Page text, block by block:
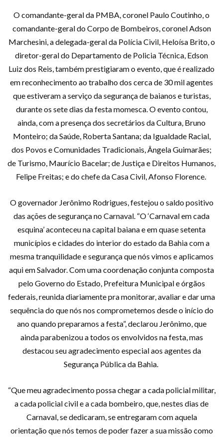
O comandante-geral da PMBA, coronel Paulo Coutinho, o
comandante-geral do Corpo de Bombeiros, coronel Adson
Marchesini, a delegada-geral da Polícia Civil, Heloísa Brito, o
diretor-geral do Departamento de Policia Técnica, Edson
Luiz dos Reis, também prestigiaram o evento, que é realizado
em reconhecimento ao trabalho dos cerca de 30 mil agentes
que estiveram a serviço da segurança de baianos e turistas,
durante os sete dias da festa momesca. O evento contou,
ainda, com a presença dos secretários da Cultura, Bruno
Monteiro; da Saúde, Roberta Santana; da Igualdade Racial,
dos Povos e Comunidades Tradicionais, Ângela Guimarães;
de Turismo, Maurício Bacelar; de Justiça e Direitos Humanos,
Felipe Freitas; e do chefe da Casa Civil, Afonso Florence.
O governador Jerônimo Rodrigues, festejou o saldo positivo
das ações de segurança no Carnaval. “O ‘Carnaval em cada
esquina’ aconteceu na capital baiana e em quase setenta
municípios e cidades do interior do estado da Bahia com a
mesma tranquilidade e segurança que nós vimos e aplicamos
aqui em Salvador. Com uma coordenação conjunta composta
pelo Governo do Estado, Prefeitura Municipal e órgãos
federais, reunida diariamente pra monitorar, avaliar e dar uma
sequência do que nós nos comprometemos desde o início do
ano quando preparamos a festa”, declarou Jerônimo, que
ainda parabenizou a todos os envolvidos na festa, mas
destacou seu agradecimento especial aos agentes da
Segurança Pública da Bahia.
“Que meu agradecimento possa chegar a cada policial militar,
a cada policial civil e a cada bombeiro, que, nestes dias de
Carnaval, se dedicaram, se entregaram com aquela
orientação que nós temos de poder fazer a sua missão como